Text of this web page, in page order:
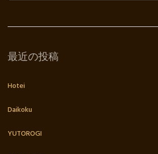
最近の投稿
Hotei
Daikoku
YUTOROGI